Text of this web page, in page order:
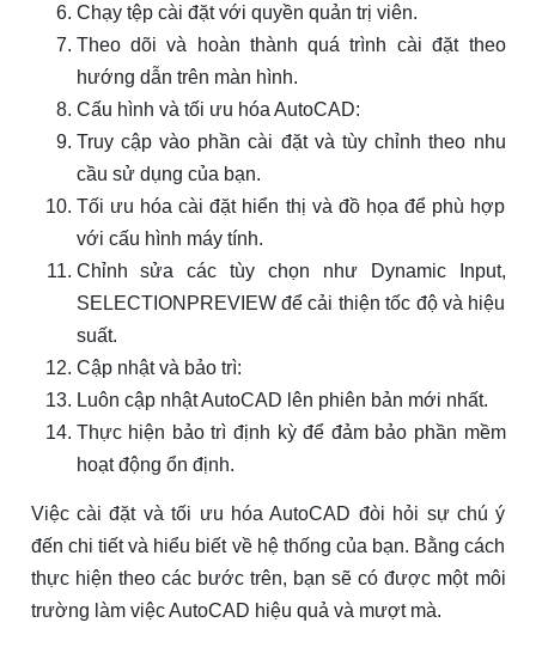
Chạy tệp cài đặt với quyền quản trị viên.
Theo dõi và hoàn thành quá trình cài đặt theo
hướng dẫn trên màn hình.
Cấu hình và tối ưu hóa AutoCAD:
Truy cập vào phần cài đặt và tùy chỉnh theo nhu
cầu sử dụng của bạn.
Tối ưu hóa cài đặt hiển thị và đồ họa để phù hợp
với cấu hình máy tính.
Chỉnh sửa các tùy chọn như Dynamic Input,
SELECTIONPREVIEW để cải thiện tốc độ và hiệu
suất.
Cập nhật và bảo trì:
Luôn cập nhật AutoCAD lên phiên bản mới nhất.
Thực hiện bảo trì định kỳ để đảm bảo phần mềm
hoạt động ổn định.
Việc cài đặt và tối ưu hóa AutoCAD đòi hỏi sự chú ý
đến chi tiết và hiểu biết về hệ thống của bạn. Bằng cách
thực hiện theo các bước trên, bạn sẽ có được một môi
trường làm việc AutoCAD hiệu quả và mượt mà.